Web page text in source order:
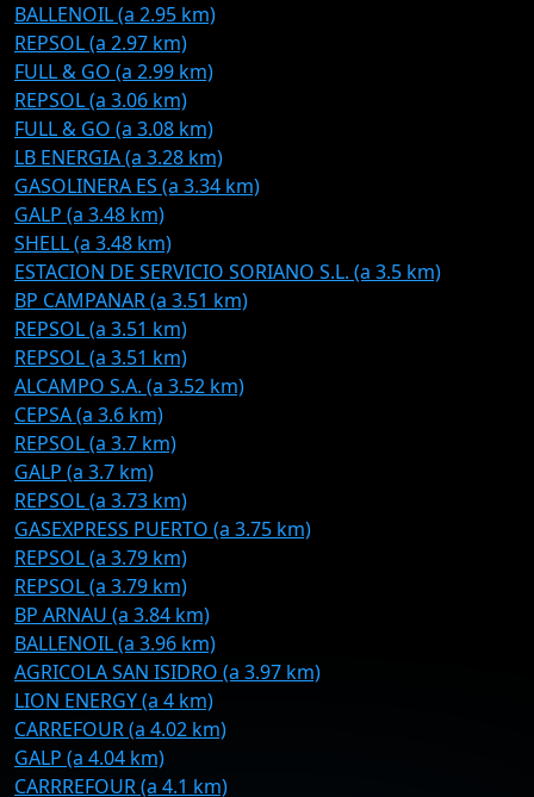
BALLENOIL (a 2.95 km)
REPSOL (a 2.97 km)
FULL & GO (a 2.99 km)
REPSOL (a 3.06 km)
FULL & GO (a 3.08 km)
LB ENERGIA (a 3.28 km)
GASOLINERA ES (a 3.34 km)
GALP (a 3.48 km)
SHELL (a 3.48 km)
ESTACION DE SERVICIO SORIANO S.L. (a 3.5 km)
BP CAMPANAR (a 3.51 km)
REPSOL (a 3.51 km)
REPSOL (a 3.51 km)
ALCAMPO S.A. (a 3.52 km)
CEPSA (a 3.6 km)
REPSOL (a 3.7 km)
GALP (a 3.7 km)
REPSOL (a 3.73 km)
GASEXPRESS PUERTO (a 3.75 km)
REPSOL (a 3.79 km)
REPSOL (a 3.79 km)
BP ARNAU (a 3.84 km)
BALLENOIL (a 3.96 km)
AGRICOLA SAN ISIDRO (a 3.97 km)
LION ENERGY (a 4 km)
CARREFOUR (a 4.02 km)
GALP (a 4.04 km)
CARRREFOUR (a 4.1 km)